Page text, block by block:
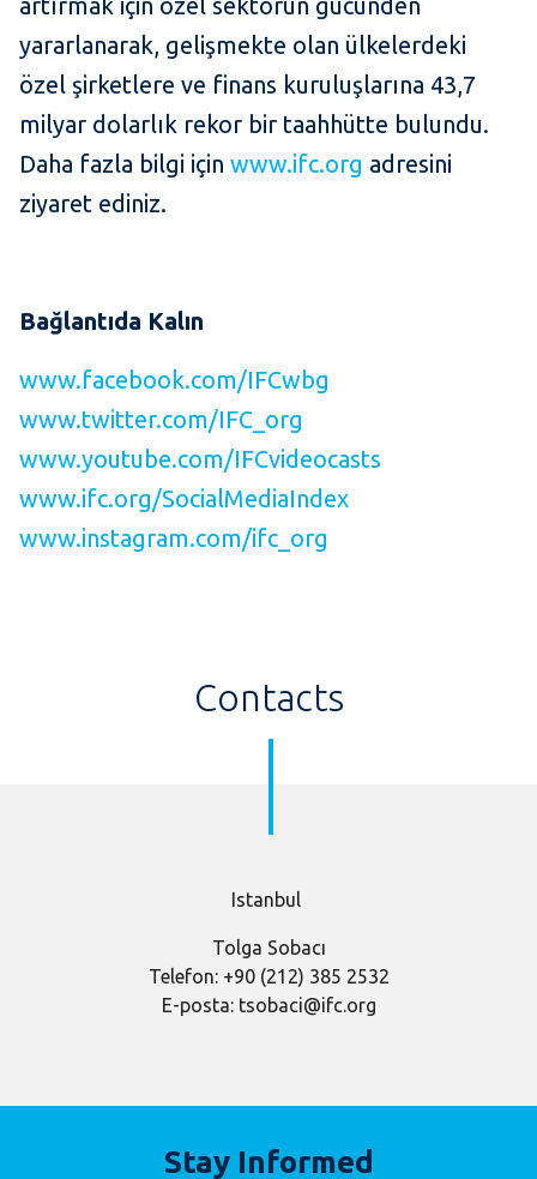
artırmak için özel sektörün gücünden
yararlanarak, gelişmekte olan ülkelerdeki
özel şirketlere ve finans kuruluşlarına 43,7
milyar dolarlık rekor bir taahhütte bulundu.
Daha fazla bilgi için www.ifc.org adresini
ziyaret ediniz.
Bağlantıda Kalın
www.facebook.com/IFCwbg
www.twitter.com/IFC_org
www.youtube.com/IFCvideocasts
www.ifc.org/SocialMediaIndex
www.instagram.com/ifc_org
Contacts
​Istanbul
Tolga Sobacı
Telefon: +90 (212) 385 2532
E-posta: tsobaci@ifc.org
Stay Informed